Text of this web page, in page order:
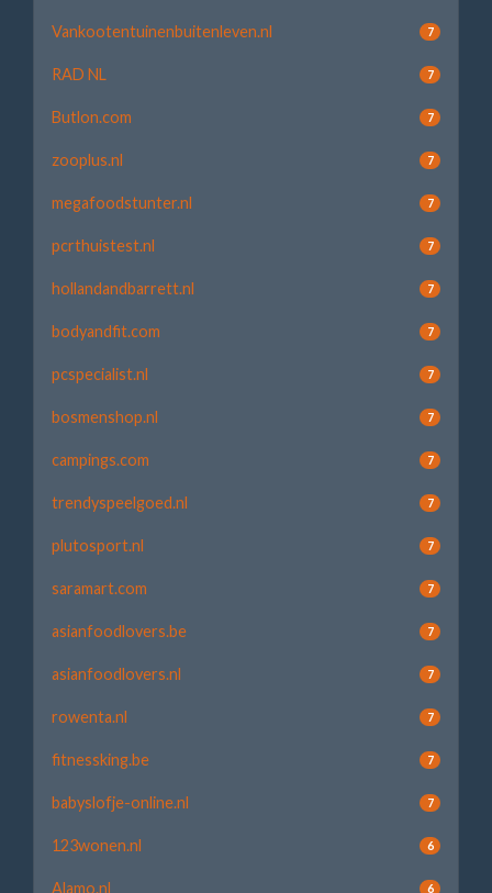
Vankootentuinenbuitenleven.nl 7
RAD NL 7
Butlon.com 7
zooplus.nl 7
megafoodstunter.nl 7
pcrthuistest.nl 7
hollandandbarrett.nl 7
bodyandfit.com 7
pcspecialist.nl 7
bosmenshop.nl 7
campings.com 7
trendyspeelgoed.nl 7
plutosport.nl 7
saramart.com 7
asianfoodlovers.be 7
asianfoodlovers.nl 7
rowenta.nl 7
fitnessking.be 7
babyslofje-online.nl 7
123wonen.nl 6
Alamo.nl 6